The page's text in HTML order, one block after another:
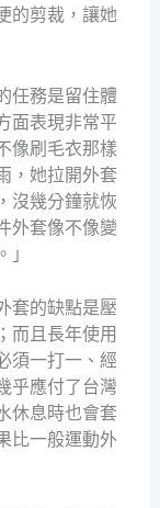
的剪裁，讓她
任務是留住體
面表現非常平
像刷毛衣那樣
，她拉開外套
沒幾分鐘就恢
外套像不像變
套的缺點是壓
而且長年使用
須一打一、經
乎應付了台灣
休息時也會套
比一般運動外